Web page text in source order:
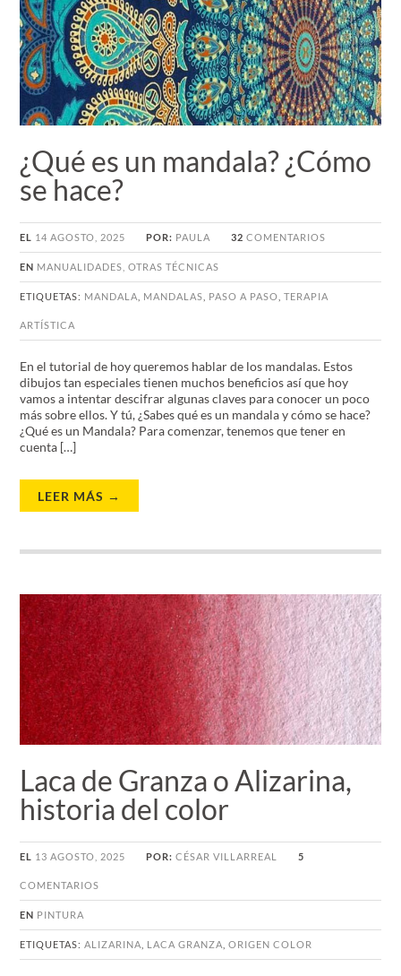
¿Qué es un mandala? ¿Cómo
se hace?
EL 14 AGOSTO, 2025 POR: PAULA 32 COMENTARIOS
EN MANUALIDADES ,OTRAS TÉCNICAS
ETIQUETAS: MANDALA MANDALAS PASO A PASO ,TERAPIA
ARTÍSTICA
En el tutorial de hoy queremos hablar de los mandalas. Estos
dibujos tan especiales tienen muchos beneficios así que hoy
vamos a intentar descifrar algunas claves para conocer un poco
más sobre ellos. Y tú, ¿Sabes qué es un mandala y cómo se hace?
¿Qué es un Mandala? Para comenzar, tenemos que tener en
cuenta […]
LEER MÁS →
Laca de Granza o Alizarina,
historia del color
EL 13 AGOSTO, 2025 POR:CÉSAR VILLARREAL 5
COMENTARIOS
EN PINTURA
ETIQUETAS:ALIZARINA LACA GRANZA ,ORIGEN COLOR